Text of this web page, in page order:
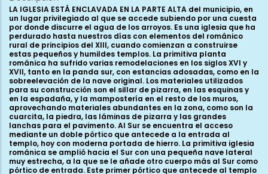
LA IGLESIA ESTÁ ENCLAVADA EN LA PARTE ALTA del municipio, en
un lugar privilegiado al que se accede subiendo por una cuesta
por donde discurre el agua de los arroyos. Es una iglesia que ha
perdurado hasta nuestros días con elementos del románico
rural de principios del XIII, cuando comienzan a construirse
estas pequeños y humildes templos. La primitiva planta
románica ha sufrido varias remodelaciones en los siglos XVI y
XVII, tanto en la panda sur, con estancias adosadas, como en la
sobreelevación de la nave original. Los materiales utilizados
para su construcción son el sillar de pizarra, en las esquinas y
en la espadaña, y la mampostería en el resto de los muros,
aprovechando materiales abundantes en la zona, como son la
cuarcita, la piedra, las láminas de pizarra y las grandes
lanchas para el pavimento. Al Sur se encuentra el acceso
mediante un doble pórtico que antecede a la entrada al
templo, hoy con moderna portada de hierro. La primitiva iglesia
románica se amplió hacia el Sur con una pequeña nave lateral
muy estrecha, a la que se le añade otro cuerpo más al Sur como
pórtico de entrada. Este primer pórtico que antecede al templo